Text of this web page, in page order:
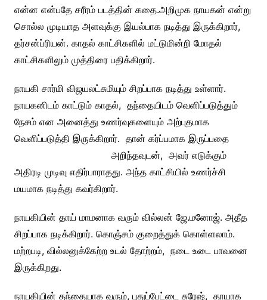
என்ன என்பதே சரீரம் படத்தின் கதை.அறிமுக நாயகன் என்று
சொல்ல முடியாத அளவுக்கு இயல்பாக நடித்து இருக்கிறார்,
தர்சன்ப்ரியன். காதல் காட்சிகளில் மட்டுமின்றி மோதல்
காட்சிகளிலும் முத்திரை பதிக்கிறார்.
நாயகி சார்மி விஜயலட்சுமியும் சிறப்பாக நடித்து உள்ளார்.
நாயகனிடம் காட்டும் காதல், தந்தையிடம் வெளிப்படுத்தும்
நேசம் என அனைத்து உணர்வுகளையும் அற்புதமாக
வெளிப்படுத்தி இருக்கிறார். தான் கர்ப்பமாகஇருப்பதை
அறிந்தவுடன், அவர் எடுக்கும்
அதிரடி முடிவு எதிர்பாராதது. அந்த காட்சியில் உணர்ச்சி
மயமாக நடித்து கவர்கிறார்.
நாயகியின் தாய் மாமனாக வரும் வில்லன் ஜே.மனோஜ். அதீத
சிறப்பாக நடிக்கிறார். கொஞ்சம் குறைத்துக் கொள்ளலாம்.
மற்றபடி, வில்லனுக்கேற்ற உடல் தோற்றம், நடை உடை பாவனை
இருக்கிறது.
நாயகியின் தந்தையாக வரும், புதுப்பேட்டை சுரேஷ், தாயாக